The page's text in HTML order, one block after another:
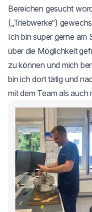
Bereichen gesucht
(„Triebwerke“)
Ich bin super gerne am
über die Möglichkeit
zu können und mich
bin ich dort tätig und
mit dem Team als auch